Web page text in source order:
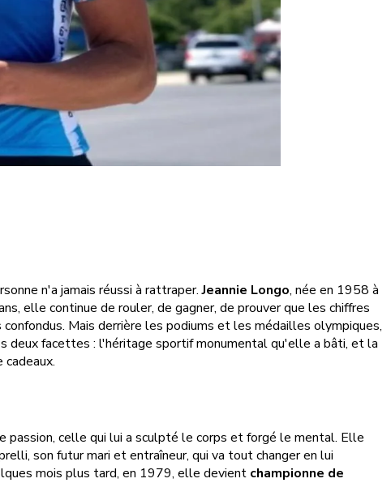
n'a jamais réussi à rattraper.Jeannie Longo, née en 1958 à
elle continue de rouler, de gagner, de prouver que les chiffres
Mais derrière les podiums et les médailles olympiques,
deux facettes : l'héritage sportif monumental qu'elle a bâti, et la
passion, celle qui lui a sculpté le corps et forgé le mental. Elle
son futur mari et entraîneur, qui va tout changer en lui
mois plus tard, en 1979, elle devient championne de